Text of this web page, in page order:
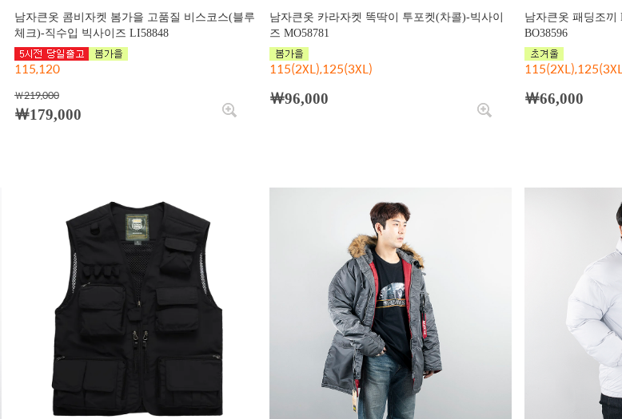
남자큰옷 콤비자켓 봄가을 고품질 비스코스(블루
체크)-직수입 빅사이즈 LI58848
115,120
￦219,000
￦179,000
남자큰옷 카라자켓 똑딱이 투포켓(차콜)-빅사이
즈 MO58781
115(2XL),125(3XL)
￦96,000
남자큰옷 패딩조끼
BO38596
￦66,000